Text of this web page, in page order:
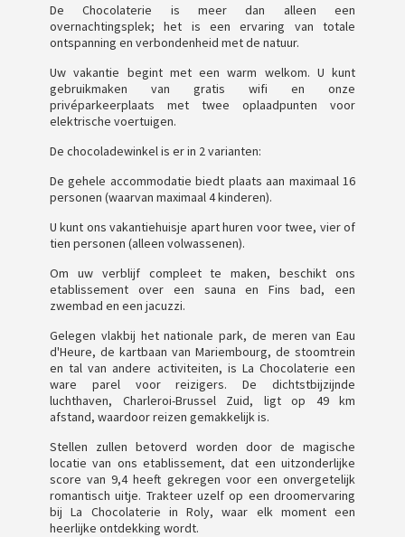
De Chocolaterie is meer dan alleen een
overnachtingsplek; het is een ervaring van totale
ontspanning en verbondenheid met de natuur.
Uw vakantie begint met een warm welkom. U kunt
gebruikmaken van gratis wifi en onze
privéparkeerplaats met twee oplaadpunten voor
elektrische voertuigen.
De chocoladewinkel is er in 2 varianten:
De gehele accommodatie biedt plaats aan maximaal 16
personen (waarvan maximaal 4 kinderen).
U kunt ons vakantiehuisje apart huren voor twee, vier of
tien personen (alleen volwassenen).
Om uw verblijf compleet te maken, beschikt ons
etablissement over een sauna en Fins bad, een
zwembad en een jacuzzi.
Gelegen vlakbij het nationale park, de meren van Eau
d'Heure, de kartbaan van Mariembourg, de stoomtrein
en tal van andere activiteiten, is La Chocolaterie een
ware parel voor reizigers. De dichtstbijzijnde
luchthaven, Charleroi-Brussel Zuid, ligt op 49 km
afstand, waardoor reizen gemakkelijk is.
Stellen zullen betoverd worden door de magische
locatie van ons etablissement, dat een uitzonderlijke
score van 9,4 heeft gekregen voor een onvergetelijk
romantisch uitje. Trakteer uzelf op een droomervaring
bij La Chocolaterie in Roly, waar elk moment een
heerlijke ontdekking wordt.